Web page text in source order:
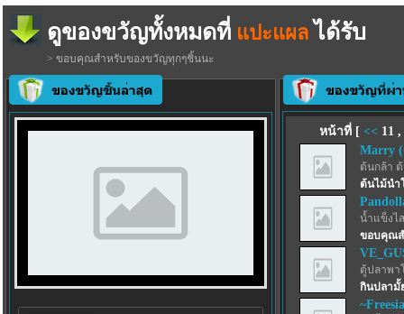
ดูของขวัญทั้งหมดที่ แปะแผล ได้รับ
> ขอบคุณสำหรับของขวัญทุกๆชิ้นนะ
หน้าที่ [ << 11,
Marry
ต้นกล้า
ต้นไม้นำ
น้ำแข็งไ
ขอบคุณส
ตู้ปลาพา
กินปลามั้